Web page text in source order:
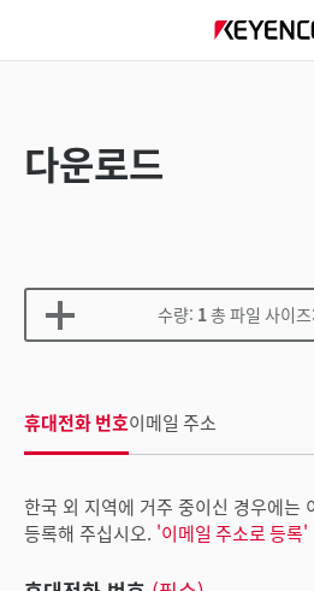
다운로드
수량: 1총 파일 사이즈:
휴대전화 번호이메일 주소
한국 외 지역에 거주 중이신 경우에는
등록해 주십시오. '이메일 주소로 등록'